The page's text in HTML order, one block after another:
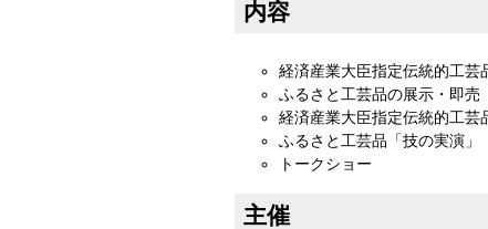
内容
経済産業大臣指定伝統的工芸
ふるさと工芸品の展示・即売
経済産業大臣指定伝統的工芸
ふるさと工芸品「技の実演」
トークショー
主催